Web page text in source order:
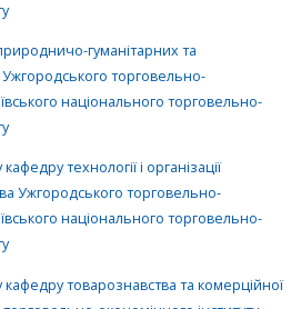
гуманітарних та
торговельно-
національного торговельно-
технології і організації
Ужгородського торговельно-
національного торговельно-
товарознавства та комерційної